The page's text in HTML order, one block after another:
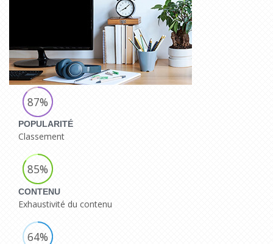
87%
POPULARITÉ
Classement
85%
CONTENU
Exhaustivité du contenu
64%